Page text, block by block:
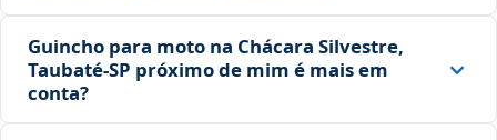
Guincho para moto na Chácara Silvestre,
Taubaté‑SP próximo de mim é mais em
conta?